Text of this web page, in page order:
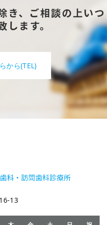
き、ご相談の上いつ
します。
から(TEL)
13